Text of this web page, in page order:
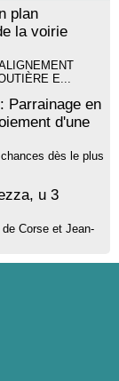
plan
la voirie
E...
Parrainage en
d'une
dès le plus
u 3
Corse et Jean-